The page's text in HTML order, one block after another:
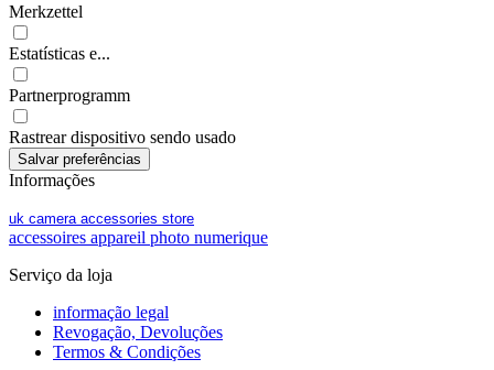
Merkzettel
Estatísticas e...
Partnerprogramm
Rastrear dispositivo sendo usado
Informações
uk camera accessories store
accessoires appareil photo numerique
Serviço da loja
informação legal
Revogação, Devoluções
Termos & Condições